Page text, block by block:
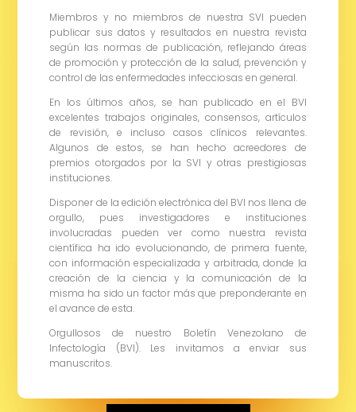
Miembros y no miembros de nuestra SVI pueden
publicar sus datos y resultados en nuestra revista
según las normas de publicación, reflejando áreas
de promoción y protección de la salud, prevención y
control de las enfermedades infecciosas en general.
En los últimos años, se han publicado en el BVI
excelentes trabajos originales, consensos, artículos
de revisión, e incluso casos clínicos relevantes.
Algunos de estos, se han hecho acreedores de
premios otorgados por la SVI y otras prestigiosas
instituciones.
Disponer de la edición electrónica del BVI nos llena de
orgullo, pues investigadores e instituciones
involucradas pueden ver como nuestra revista
científica ha ido evolucionando, de primera fuente,
con información especializada y arbitrada, donde la
creación de la ciencia y la comunicación de la
misma ha sido un factor más que preponderante en
el avance de esta.
Orgullosos de nuestro Boletín Venezolano de
Infectología (BVI). Les invitamos a enviar sus
manuscritos.